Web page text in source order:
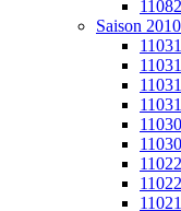
Saison